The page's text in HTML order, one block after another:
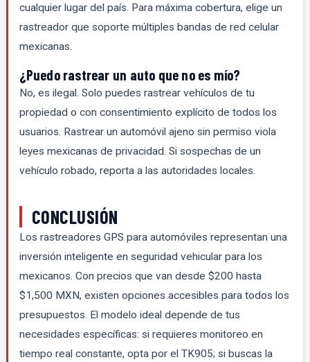
cualquier lugar del país. Para máxima cobertura, elige un
rastreador que soporte múltiples bandas de red celular
mexicanas.
¿Puedo rastrear un auto que no es mío?
No, es ilegal. Solo puedes rastrear vehículos de tu
propiedad o con consentimiento explícito de todos los
usuarios. Rastrear un automóvil ajeno sin permiso viola
leyes mexicanas de privacidad. Si sospechas de un
vehículo robado, reporta a las autoridades locales.
CONCLUSIÓN
Los rastreadores GPS para automóviles representan una
inversión inteligente en seguridad vehicular para los
mexicanos. Con precios que van desde $200 hasta
$1,500 MXN, existen opciones accesibles para todos los
presupuestos. El modelo ideal depende de tus
necesidades específicas: si requieres monitoreo en
tiempo real constante, opta por el TK905; si buscas la